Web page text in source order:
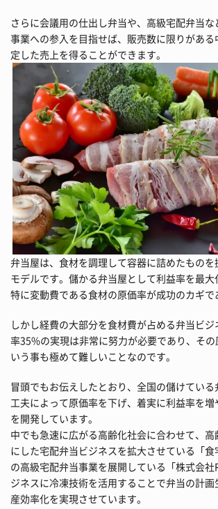
さらに会議用の仕出し弁当や、高級宅配弁当
事業への参入を目指せば、販売数に限りがあ
定した売上を得ることができます。
弁当屋は、食材を調理して容器に詰めたものを
モデルです。儲かる弁当屋として利益率を最大
特に変動費である食材の原価率が成功のカギで
しかし経費の大部分を食材費が占める弁当ビ
率35%の実現は非常に努力が必要であり、その
いう事も極めて難しいことなのです。
冒頭でもお伝えしたとおり、全国の儲けてい
工夫によって原価率を下げ、着実に利益率を増
を開発しています。
中でも急速に広がる高齢化社会に合わせて、高
にした宅配弁当ビジネスを拡大させている「
の高級宅配弁当事業を展開している「株式会社
ジネスに冷凍技術を活用することで弁当の計
産効率化を実現させています。